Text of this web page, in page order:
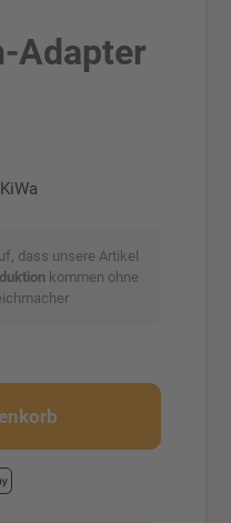
Adapter
dass unsere Artikel
kommen ohne